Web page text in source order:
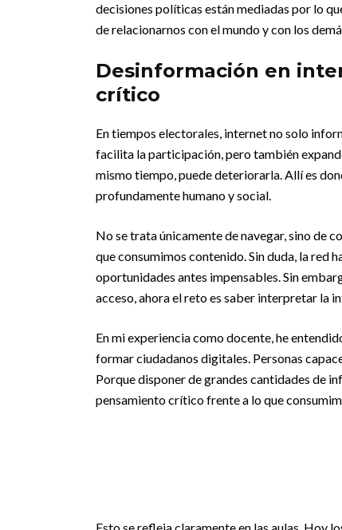
decisiones políticas están mediadas por lo
de relacionarnos con el mundo y con los
Desinformación en
crítico
En tiempos electorales, internet no solo
facilita la participación, pero también
mismo tiempo, puede deteriorarla. Allí es
profundamente humano y social.
No se trata únicamente de navegar, sino de
que consumimos contenido. Sin duda, la red
oportunidades antes impensables. Sin
acceso, ahora el reto es saber interpretar la
En mi experiencia como docente, he
formar ciudadanos digitales. Personas
Porque disponer de grandes cantidades de
pensamiento crítico frente a lo que